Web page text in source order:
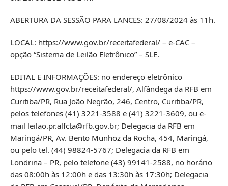
ABERTURA DA SESSÃO PARA LANCES: 27/08/2024 às 11h.
LOCAL: https://www.gov.br/receitafederal/ – e-CAC –
opção “Sistema de Leilão Eletrônico” – SLE.
EDITAL E INFORMAÇÕES: no endereço eletrônico
https://www.gov.br/receitafederal/, Alfândega da RFB em
Curitiba/PR, Rua João Negrão, 246, Centro, Curitiba/PR,
pelos telefones (41) 3221-3588 e (41) 3221-3609, ou e-
mail leilao.pr.alfcta@rfb.gov.br; Delegacia da RFB em
Maringá/PR, Av. Bento Munhoz da Rocha, 454, Maringá,
ou pelo tel. (44) 98824-5767; Delegacia da RFB em
Londrina – PR, pelo telefone (43) 99141-2588, no horário
das 08:00h às 12:00h e das 13:30h às 17:30h; Delegacia